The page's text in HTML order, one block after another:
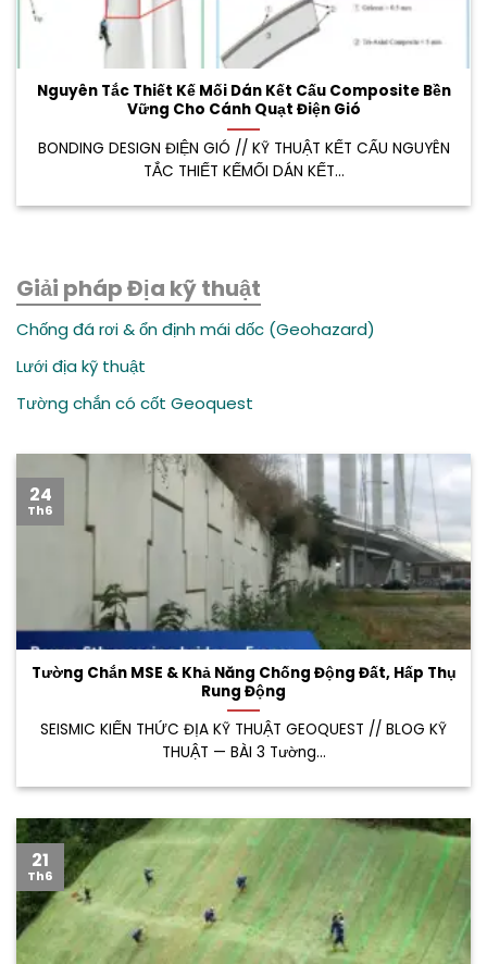
Nguyên Tắc Thiết Kế Mối Dán Kết Cấu Composite Bền
Vững Cho Cánh Quạt Điện Gió
BONDING DESIGN ĐIỆN GIÓ // KỸ THUẬT KẾT CẤU NGUYÊN
TẮC THIẾT KẾMỐI DÁN KẾT...
Giải pháp Địa kỹ thuật
Chống đá rơi & ổn định mái dốc (Geohazard)
Lưới địa kỹ thuật
Tường chắn có cốt Geoquest
Tường Chắn MSE & Khả Năng Chống Động Đất, Hấp Thụ
Rung Động
SEISMIC KIẾN THỨC ĐỊA KỸ THUẬT GEOQUEST // BLOG KỸ
THUẬT — BÀI 3 Tường...
24
Th6
21
Th6